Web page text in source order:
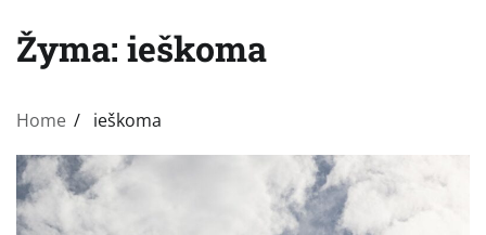
Žyma: ieškoma
Home ieškoma